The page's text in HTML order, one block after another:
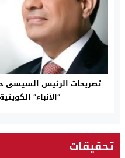
تصريحات الرئيس السيسى
“الأنباء”
تحقيقات